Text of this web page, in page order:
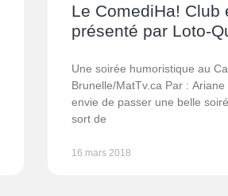
Le ComediHa! Club
présenté par Loto-
Une soirée humoristique au
Brunelle/MatTv.ca Par :
envie de passer une belle
sort de
16 mars 2018